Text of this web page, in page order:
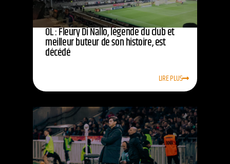
OL : Fleury Di Nallo, légende du club et
meilleur buteur de son histoire, est
décédé
LIRE PLUS